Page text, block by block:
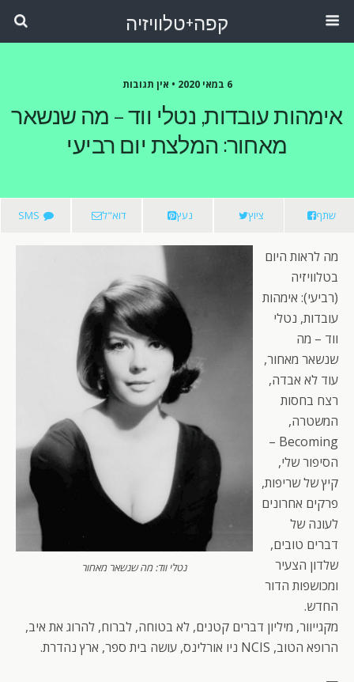
קפה+טלוויזיה
6 במאי 2020 • אין תגובות
אימהות עובדות, נטלי ווד – מה שנשאר
מאחור: המלצת יום רביעי
שתף ציוץ נעץ דוא"ל SMS
נטלי ווד: מה שנשאר מאחור
מה לראות היום
בטלוויזיה
(רביעי): אימהות
עובדות, נטלי
ווד – מה
שנשאר מאחור,
עוד לא אבדה,
רצח בחסות
המשטרה,
Becoming –
הסיפור שלי,
קיץ של שריפות,
פרקים אחרונים
לעונה של
דברים טובים,
שלדון הצעיר
ומכושפות הדור
החדש.
מקגייוור, מיליון דברים קטנים, לא בטוחה, לברוח, להרוג את איב,
הרופא הטוב, NCIS ניו אורלינס, עושה בית ספר, ארץ נהדרת.